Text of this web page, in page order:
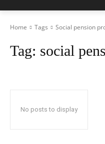
Home Tags Social pension
Tag: social
No posts to display